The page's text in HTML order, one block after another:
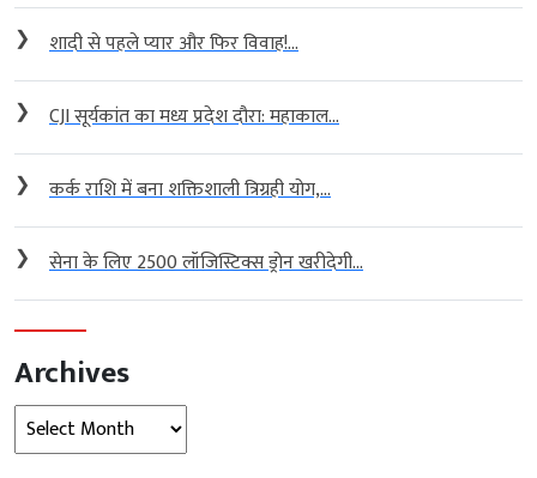
❯ शादी से पहले प्यार और फिर विवाह!...
❯ CJI सूर्यकांत का मध्य प्रदेश दौरा: महाकाल...
❯ कर्क राशि में बना शक्तिशाली त्रिग्रही योग,...
❯ सेना के लिए 2500 लॉजिस्टिक्स ड्रोन खरीदेगी...
Archives
Archives